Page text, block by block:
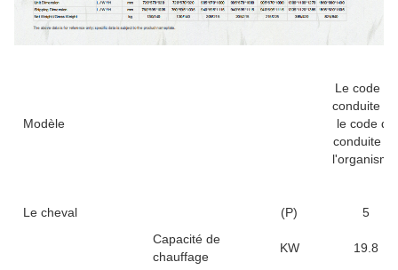
Modèle
Le code de
conduite
le code de
conduite de
Le cheval (P) 5
Capacité de
chauffage
KW 19.8